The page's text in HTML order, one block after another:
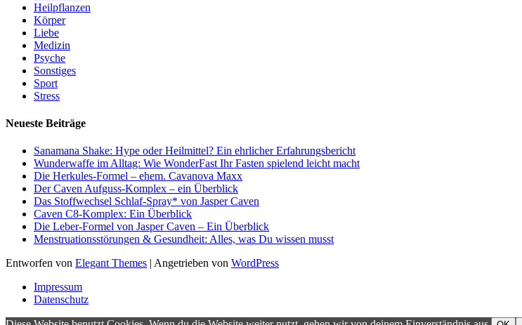
Heilpflanzen
Körper
Liebe
Medizin
Psyche
Sonstiges
Sport
Stress
Neueste Beiträge
Sanamana Shake: Hype oder Heilmittel? Ein ehrlicher Erfahrungsbericht
Wunderwaffe im Alltag: Wie WonderFast Ihr Fasten spielend leicht macht
Die Herkules-Formel – ehem. Cavanova Maxx
Der Caven Aufguss-Komplex – ein Überblick
Das Stoffwechsel Schlaf-Spray* von Jasper Caven
Caven C8-Komplex: Ein Überblick
Die Leber-Formel von Jasper Caven – Ein Überblick
Menstruationsstörungen & Gesundheit: Alles, was Du wissen musst
Entworfen von Elegant Themes | Angetrieben von WordPress
Impressum
Datenschutz